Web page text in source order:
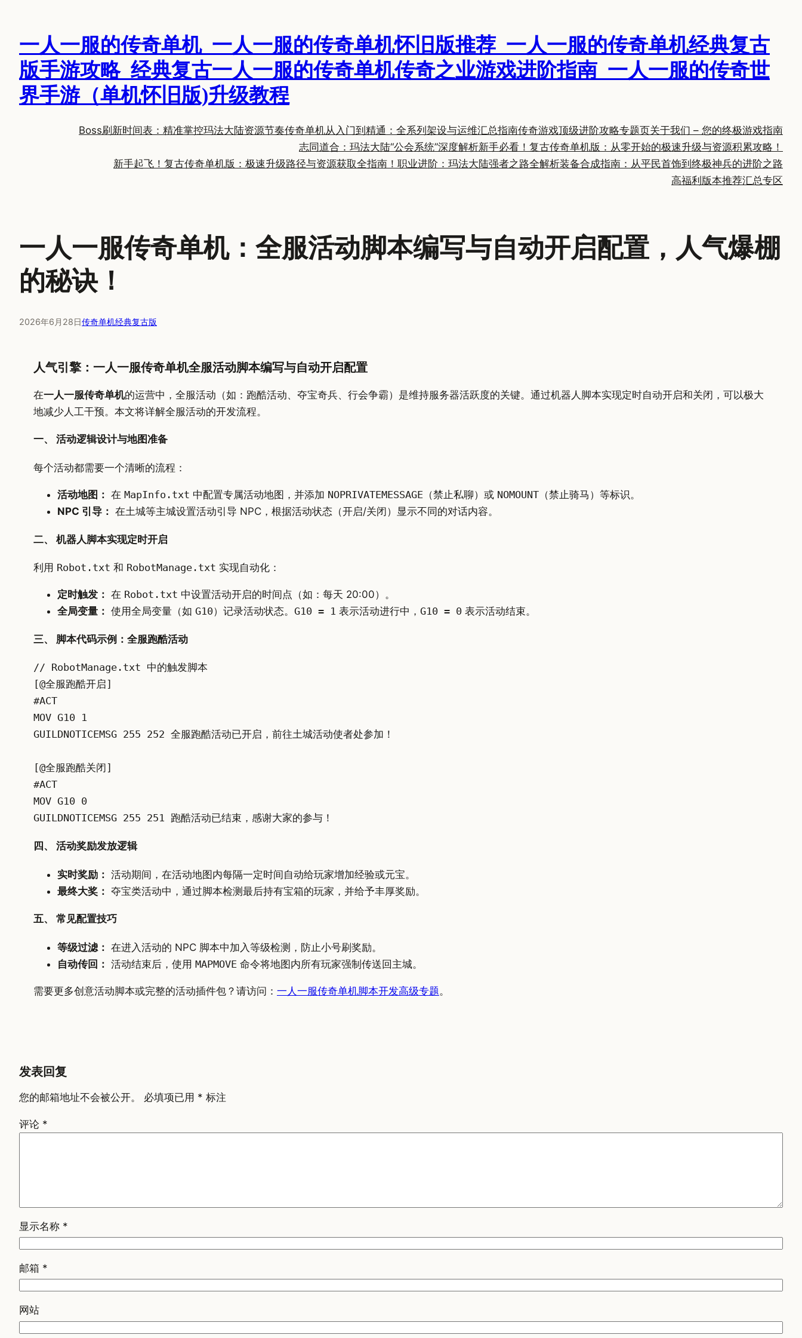
一人一服的传奇单机_一人一服的传奇单机怀旧版推荐_一人一服的传奇单机经典复古
版手游攻略_经典复古一人一服的传奇单机传奇之业游戏进阶指南_一人一服的传奇世
界手游（单机怀旧版)升级教程
Boss刷新时间表：精准掌控玛法大陆资源节奏传奇单机从入门到精通：全系列架设与运维汇总指南传奇游戏顶级进阶攻略专题页关于我们 – 您的终极游戏指南
志同道合：玛法大陆“公会系统”深度解析新手必看！复古传奇单机版：从零开始的极速升级与资源积累攻略！
新手起飞！复古传奇单机版：极速升级路径与资源获取全指南！ 职业进阶：玛法大陆强者之路全解析装备合成指南：从平民首饰到终极神兵的进阶之路
高福利版本推荐汇总专区
一人一服传奇单机：全服活动脚本编写与自动开启配置，人气爆棚
的秘诀！
2026年6月28日传奇单机经典复古版
人气引擎：一人一服传奇单机全服活动脚本编写与自动开启配置
在一人一服传奇单机的运营中，全服活动（如：跑酷活动、夺宝奇兵、行会争霸）是维持服务器活跃度的关键。通过机器人脚本实现定时自动开启和关闭，可以极大
地减少人工干预。本文将详解全服活动的开发流程。
一、 活动逻辑设计与地图准备
每个活动都需要一个清晰的流程：
活动地图： 在 MapInfo.txt 中配置专属活动地图，并添加 NOPRIVATEMESSAGE （禁止私聊）或 NOMOUNT （禁止骑马）等标识。
NPC 引导： 在土城等主城设置活动引导 NPC，根据活动状态（开启/关闭）显示不同的对话内容。
二、 机器人脚本实现定时开启
利用 Robot.txt 和 RobotManage.txt 实现自动化：
定时触发： 在 Robot.txt 中设置活动开启的时间点（如：每天 20:00）。
全局变量： 使用全局变量（如 G10）记录活动状态。 G10 = 1 表示活动进行中， G10 = 0 表示活动结束。
三、 脚本代码示例：全服跑酷活动
// RobotManage.txt 中的触发脚本
[@全服跑酷开启]
#ACT
MOV G10 1
GUILDNOTICEMSG 255 252 全服跑酷活动已开启，前往土城活动使者处参加！
[@全服跑酷关闭]
#ACT
MOV G10 0
GUILDNOTICEMSG 255 251 跑酷活动已结束，感谢大家的参与！
四、 活动奖励发放逻辑
实时奖励： 活动期间，在活动地图内每隔一定时间自动给玩家增加经验或元宝。
最终大奖： 夺宝类活动中，通过脚本检测最后持有宝箱的玩家，并给予丰厚奖励。
五、 常见配置技巧
等级过滤： 在进入活动的 NPC 脚本中加入等级检测，防止小号刷奖励。
自动传回： 活动结束后，使用 MAPMOVE 命令将地图内所有玩家强制传送回主城。
需要更多创意活动脚本或完整的活动插件包？请访问： 一人一服传奇单机脚本开发高级专题。
发表回复
您的邮箱地址不会被公开。 必填项已用 * 标注
评论 *
显示名称 *
邮箱 *
网站